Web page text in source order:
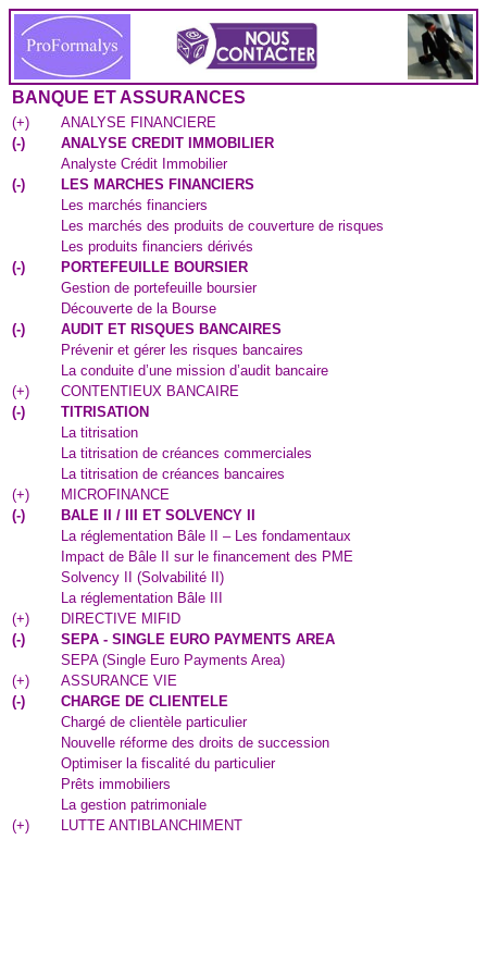
BANQUE ET ASSURANCES
(+)
ANALYSE FINANCIERE
(-)
ANALYSE CREDIT IMMOBILIER
Analyste Crédit Immobilier
(-)
LES MARCHES FINANCIERS
Les marchés financiers
Les marchés des produits de couverture de risques
Les produits financiers dérivés
(-)
PORTEFEUILLE BOURSIER
Gestion de portefeuille boursier
Découverte de la Bourse
(-)
AUDIT ET RISQUES BANCAIRES
Prévenir et gérer les risques bancaires
La conduite d’une mission d’audit bancaire
(+)
CONTENTIEUX BANCAIRE
(-)
TITRISATION
La titrisation
La titrisation de créances commerciales
La titrisation de créances bancaires
(+)
MICROFINANCE
(-)
BALE II / III ET SOLVENCY II
La réglementation Bâle II – Les fondamentaux
Impact de Bâle II sur le financement des PME
Solvency II (Solvabilité II)
La réglementation Bâle III
(+)
DIRECTIVE MIFID
(-)
SEPA - SINGLE EURO PAYMENTS AREA
SEPA (Single Euro Payments Area)
(+)
ASSURANCE VIE
(-)
CHARGE DE CLIENTELE
Chargé de clientèle particulier
Nouvelle réforme des droits de succession
Optimiser la fiscalité du particulier
Prêts immobiliers
La gestion patrimoniale
(+) LUTTE ANTIBLANCHIMENT